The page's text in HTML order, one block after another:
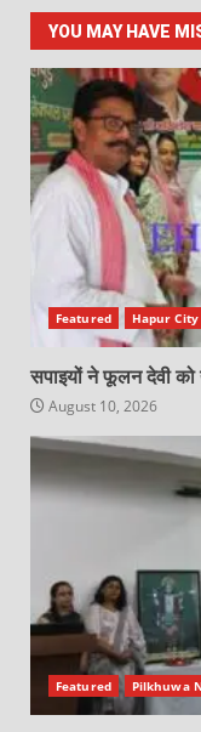
YOU MAY HAVE
Featured Hapur City
सपाइयों ने फूलन देवी को
August 10, 2026
Featured Pilkhuwa